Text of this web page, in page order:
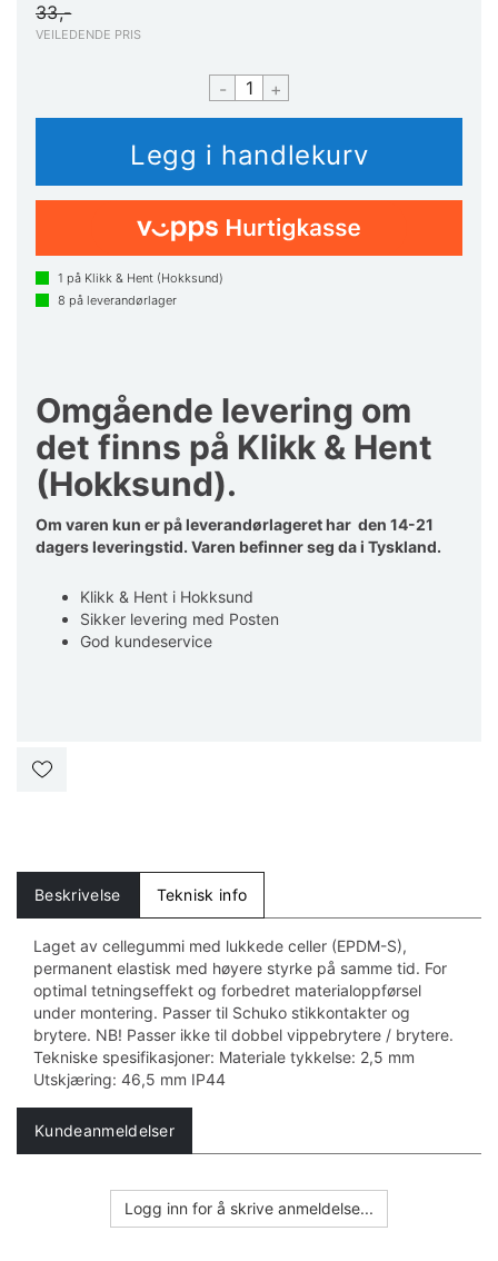
33,-
VEILEDENDE PRIS
- +
1 på Klikk & Hent (Hokksund)
8 på leverandørlager
Omgående levering om
det finns på Klikk & Hent
(Hokksund).
Om varen kun er på leverandørlageret har den 14-21
dagers leveringstid. Varen befinner seg da i Tyskland.
Klikk & Hent i Hokksund
Sikker levering med Posten
God kundeservice
Beskrivelse Teknisk info
Laget av cellegummi med lukkede celler (EPDM-S),
permanent elastisk med høyere styrke på samme tid. For
optimal tetningseffekt og forbedret materialoppførsel
under montering. Passer til Schuko stikkontakter og
brytere. NB! Passer ikke til dobbel vippebrytere / brytere.
Tekniske spesifikasjoner: Materiale tykkelse: 2,5 mm
Utskjæring: 46,5 mm IP44
Kundeanmeldelser
Logg inn for å skrive anmeldelse...